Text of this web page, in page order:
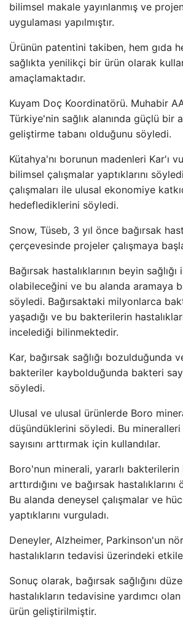
bilimsel makale yayınlanmış ve
uygulaması yapılmıştır.
Ürünün patentini takiben, hem gıda
sağlıkta yenilikçi bir ürün olarak
amaçlamaktadır.
Kuyam Doç Koordinatörü. Muhabir
Türkiye'nin sağlık alanında güçlü bir
geliştirme tabanı olduğunu söyledi.
Kütahya'nı borunun madenleri Kar'ı
bilimsel çalışmalar yaptıklarını
çalışmaları ile ulusal ekonomiye
hedeflediklerini söyledi.
Snow, Tüseb, 3 yıl önce bağırsak
çerçevesinde projeler çalışmaya
Bağırsak hastalıklarının beyin
olabileceğini ve bu alanda aramaya
söyledi. Bağırsaktaki milyonlarca
yaşadığı ve bu bakterilerin
incelediği bilinmektedir.
Kar, bağırsak sağlığı bozulduğunda
bakteriler kaybolduğunda bakteri
söyledi.
Ulusal ve ulusal ürünlerde Boro
düşündüklerini söyledi. Bu mineralleri
sayısını arttırmak için kullandılar.
Boro'nun minerali, yararlı bakterilerin
arttırdığını ve bağırsak
Bu alanda deneysel çalışmalar ve
yaptıklarını vurguladı.
Deneyler, Alzheimer, Parkinson'un
hastalıkların tedavisi üzerindeki
Sonuç olarak, bağırsak sağlığını
hastalıkların tedavisine yardımcı
ürün geliştirilmiştir.